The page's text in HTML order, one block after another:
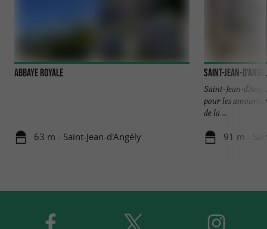
Abbaye Royale
63 m - Saint-Jean-d'Angély
Saint-Jean-
Saint-Jean-
pour les
de la ...
91 m -